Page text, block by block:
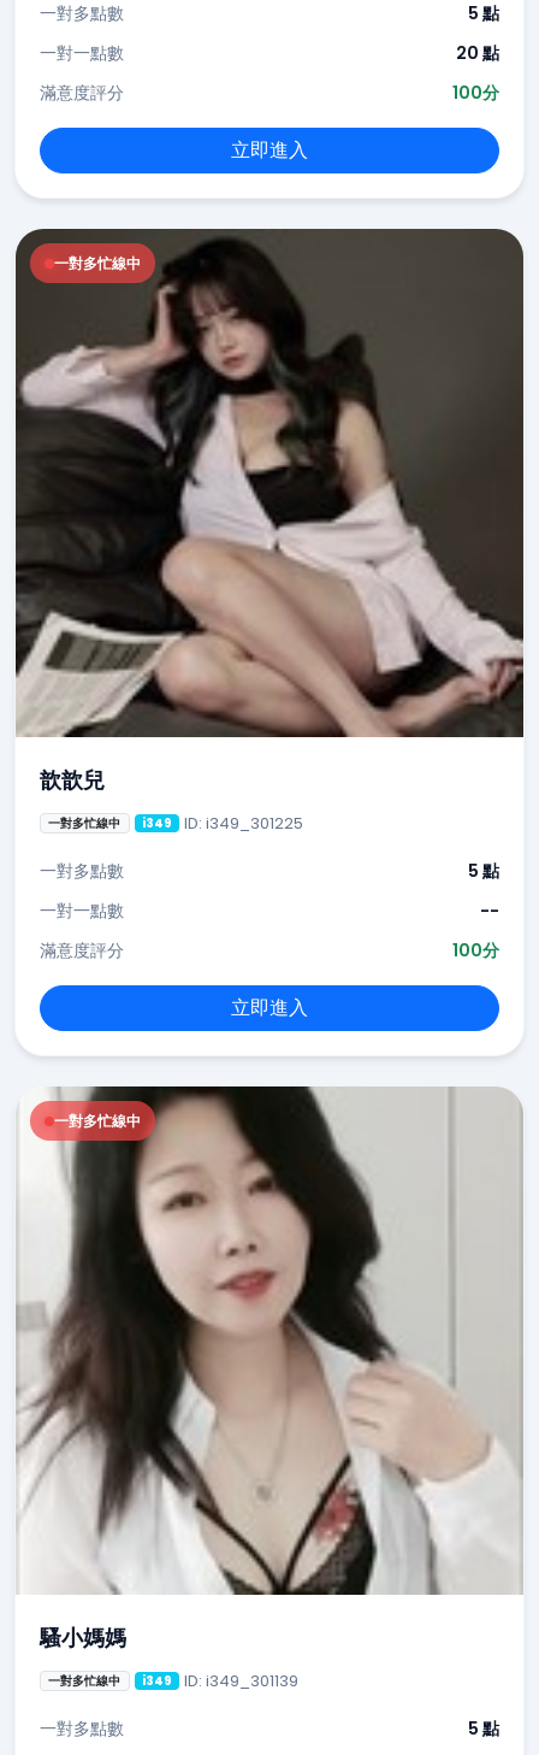
一對多點數
5 點
一對一點數
20 點
滿意度評分
100分
立即進入
一對多忙線中
歆歆兒
一對多忙線中 i349 ID: i349_301225
一對多點數
5 點
一對一點數
--
滿意度評分
100分
立即進入
一對多忙線中
騷小媽媽
一對多忙線中 i349 ID: i349_301139
一對多點數 5 點